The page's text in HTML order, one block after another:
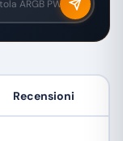
Recensioni